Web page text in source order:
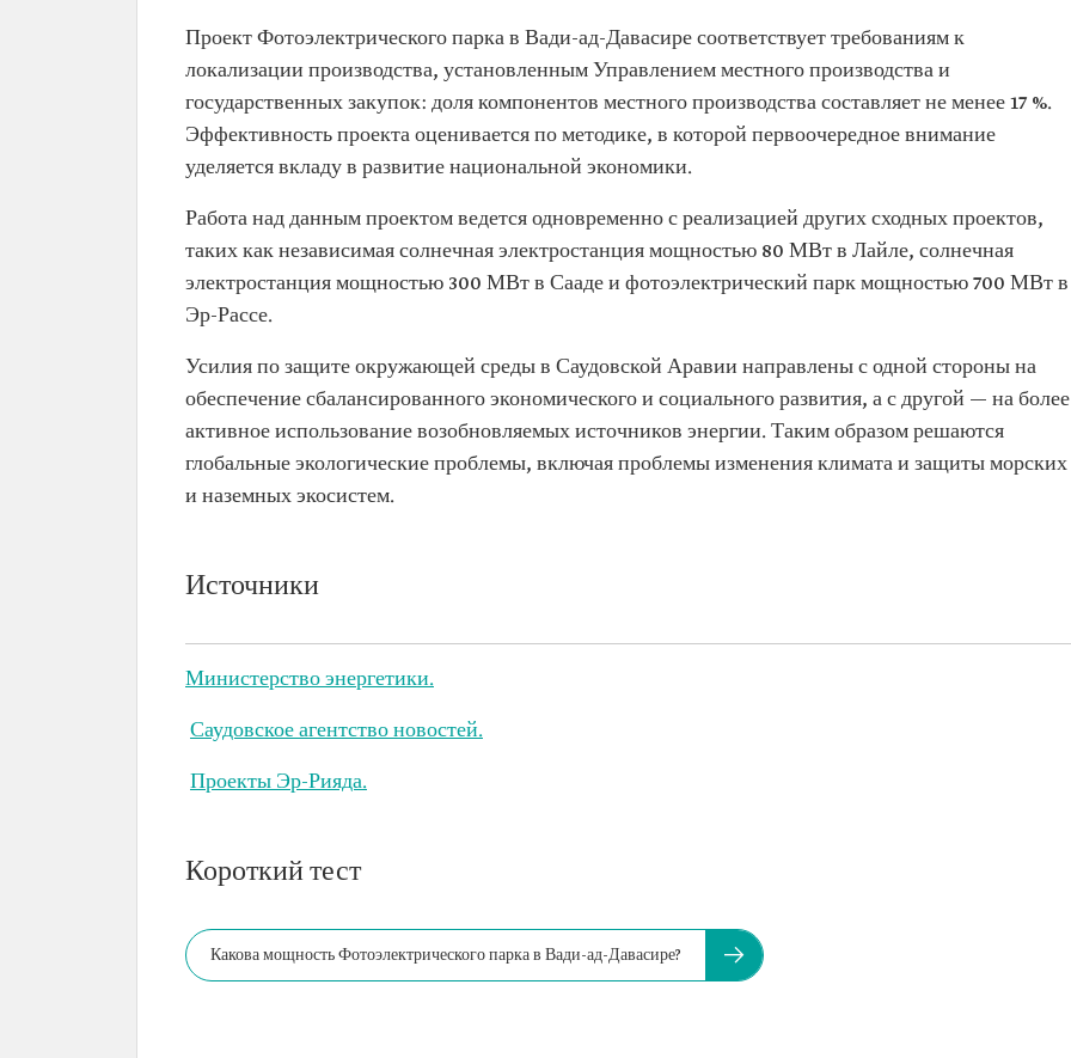
Проект Фотоэлектрического парка в Вади-ад-Давасире соответствует требованиям к
локализации производства, установленным Управлением местного производства и
государственных закупок: доля компонентов местного производства составляет не менее 17 %.
Эффективность проекта оценивается по методике, в которой первоочередное внимание
уделяется вкладу в развитие национальной экономики.
Работа над данным проектом ведется одновременно с реализацией других сходных проектов,
таких как независимая солнечная электростанция мощностью 80 МВт в Лайле, солнечная
электростанция мощностью 300 МВт в Сааде и фотоэлектрический парк мощностью 700 МВт в
Эр-Рассе.
Усилия по защите окружающей среды в Саудовской Аравии направлены с одной стороны на
обеспечение сбалансированного экономического и социального развития, а с другой — на более
активное использование возобновляемых источников энергии. Таким образом решаются
глобальные экологические проблемы, включая проблемы изменения климата и защиты морских
и наземных экосистем.
Источники
Министерство энергетики.
Саудовское агентство новостей.
Проекты Эр-Рияда.
Короткий тест
Какова мощность Фотоэлектрического парка в Вади-ад-Давасире?